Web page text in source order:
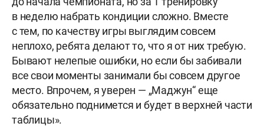
в неделю набрать кондиции сложно. Вместе
с тем, по качеству игры выглядим совсем
неплохо, ребята делают то, что я от них требую.
Бывают нелепые ошибки, но если бы забивали
все свои моменты занимали бы совсем другое
место. Впрочем, я уверен — „Маджун“ еще
обязательно поднимется и будет в верхней части
таблицы».